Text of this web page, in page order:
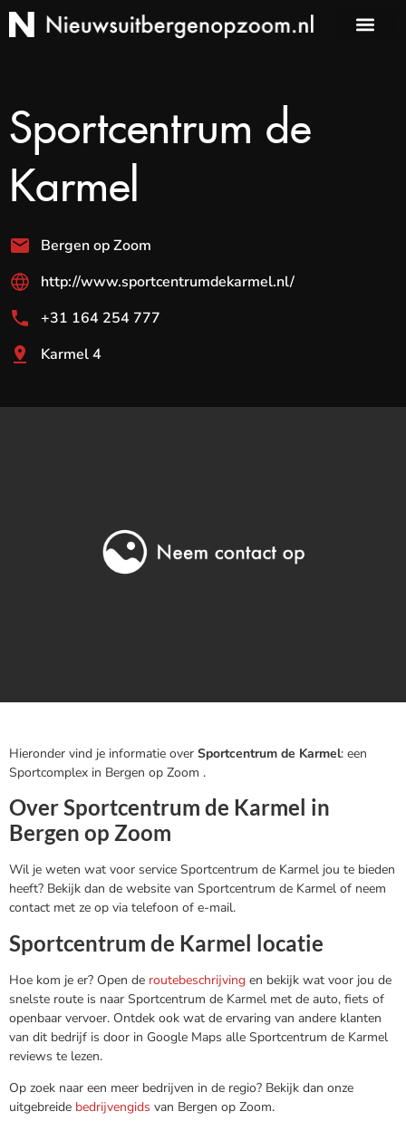
Sportcentrum de
Karmel
Bergen op Zoom
http://www.sportcentrumdekarmel.nl/
+31 164 254 777
Karmel 4
Hieronder vind je informatie over Sportcentrum de Karmel: een
Sportcomplex in Bergen op Zoom .
Over Sportcentrum de Karmel in
Bergen op Zoom
Wil je weten wat voor service Sportcentrum de Karmel jou te bieden
heeft? Bekijk dan de website van Sportcentrum de Karmel of neem
contact met ze op via telefoon of e-mail.
Sportcentrum de Karmel locatie
Hoe kom je er? Open de routebeschrijving en bekijk wat voor jou de
snelste route is naar Sportcentrum de Karmel met de auto, fiets of
openbaar vervoer. Ontdek ook wat de ervaring van andere klanten
van dit bedrijf is door in Google Maps alle Sportcentrum de Karmel
reviews te lezen.
Op zoek naar een meer bedrijven in de regio? Bekijk dan onze
uitgebreide bedrijvengids van Bergen op Zoom.